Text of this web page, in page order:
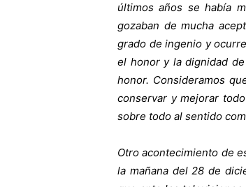
últimos años se había
gozaban de mucha
grado de ingenio y
el honor y la dignidad
honor. Consideramos
conservar y mejorar
sobre todo al sentido
Otro acontecimiento de
la mañana del 28 de